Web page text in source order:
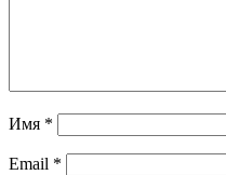
Имя *
Email *